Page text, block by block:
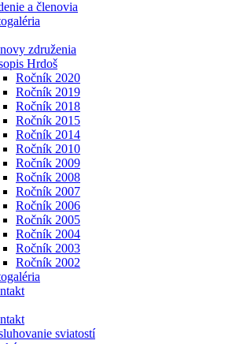
a členovia
združenia
Hrdoš
Ročník 2020
Ročník 2019
Ročník 2018
Ročník 2015
Ročník 2014
Ročník 2010
Ročník 2009
Ročník 2008
Ročník 2007
Ročník 2006
Ročník 2005
Ročník 2004
Ročník 2003
Ročník 2002
sviatostí